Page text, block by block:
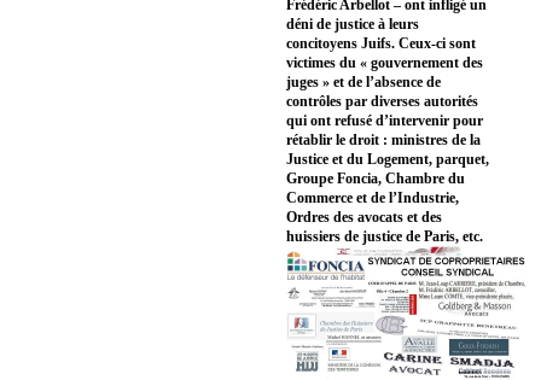
Frédéric Arbellot – ont infligé un
déni de justice à leurs
concitoyens Juifs. Ceux-ci sont
victimes du « gouvernement des
juges » et de l’absence de
contrôles par diverses autorités
qui ont refusé d’intervenir pour
rétablir le droit : ministres de la
Justice et du Logement, parquet,
Groupe Foncia, Chambre du
Commerce et de l’Industrie,
Ordres des avocats et des
huissiers de justice de Paris, etc.